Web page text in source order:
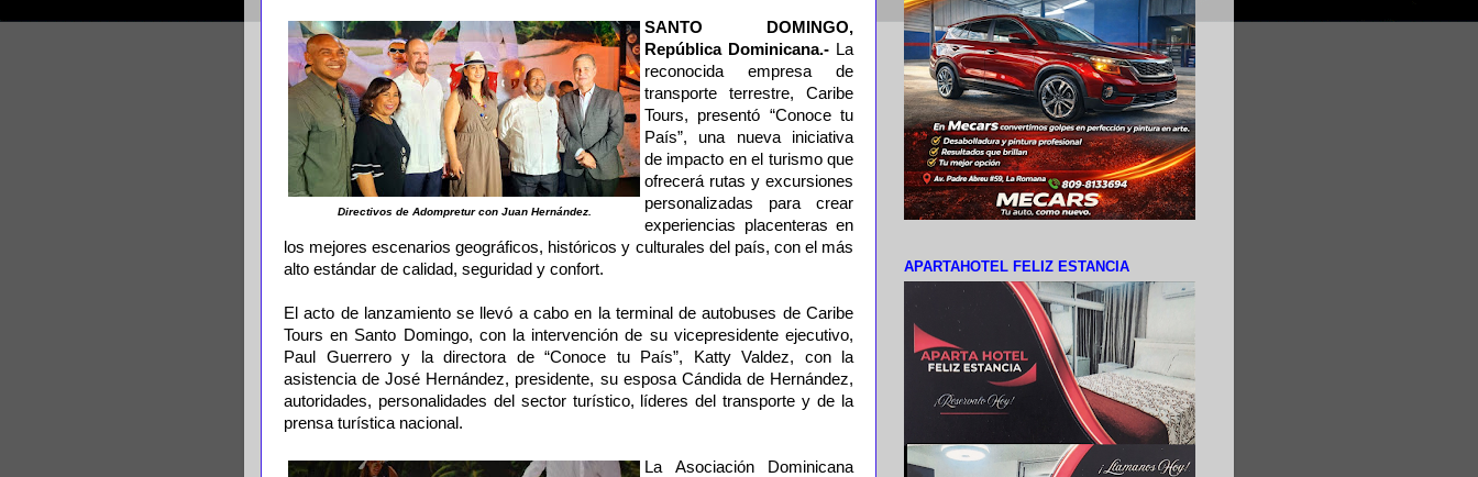
Directivos de Adompretur con Juan Hernández.
SANTO DOMINGO,
República Dominicana.- La
reconocida empresa de
transporte terrestre, Caribe
Tours, presentó “Conoce tu
País”, una nueva iniciativa
de impacto en el turismo que
ofrecerá rutas y excursiones
personalizadas para crear
experiencias placenteras en
los mejores escenarios geográficos, históricos y culturales del país, con el más
alto estándar de calidad, seguridad y confort.
El acto de lanzamiento se llevó a cabo en la terminal de autobuses de Caribe
Tours en Santo Domingo, con la intervención de su vicepresidente ejecutivo,
Paul Guerrero y la directora de “Conoce tu País”, Katty Valdez, con la
asistencia de José Hernández, presidente, su esposa Cándida de Hernández,
autoridades, personalidades del sector turístico, líderes del transporte y de la
prensa turística nacional.
La Asociación Dominicana
APARTAHOTEL FELIZ ESTANCIA